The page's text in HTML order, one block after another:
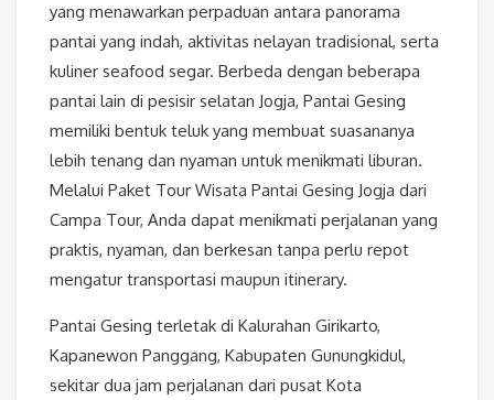
yang menawarkan perpaduan antara panorama
pantai yang indah, aktivitas nelayan tradisional, serta
kuliner seafood segar. Berbeda dengan beberapa
pantai lain di pesisir selatan Jogja, Pantai Gesing
memiliki bentuk teluk yang membuat suasananya
lebih tenang dan nyaman untuk menikmati liburan.
Melalui Paket Tour Wisata Pantai Gesing Jogja dari
Campa Tour, Anda dapat menikmati perjalanan yang
praktis, nyaman, dan berkesan tanpa perlu repot
mengatur transportasi maupun itinerary.
Pantai Gesing terletak di Kalurahan Girikarto,
Kapanewon Panggang, Kabupaten Gunungkidul,
sekitar dua jam perjalanan dari pusat Kota